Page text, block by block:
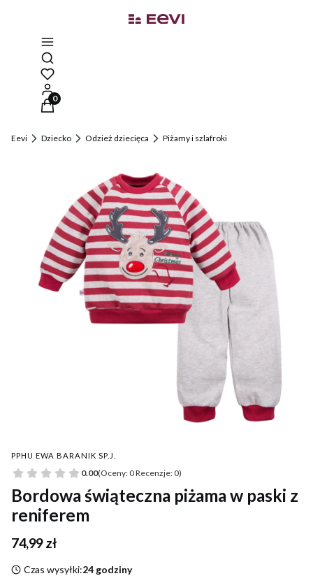
Otwórz wyszukiwarkę
Produkty w koszyku: 0. Zobacz szczegóły
Eevi Dziecko Odzież dziecięca Piżamy i szlafroki
PPHU EWA BARANIK SP.J.
0.00(Oceny: 0 Recenzje: 0)
Bordowa świąteczna piżama w paski z
reniferem
Cena
74,99 zł
Czas wysyłki:24 godziny